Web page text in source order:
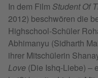
In dem Film Student Of
2012) beschwören die
Highschool-Schüler
Abhimanyu (Sidharth
ihrer Mitschülerin
Love (Die Ishq-Liebe) –